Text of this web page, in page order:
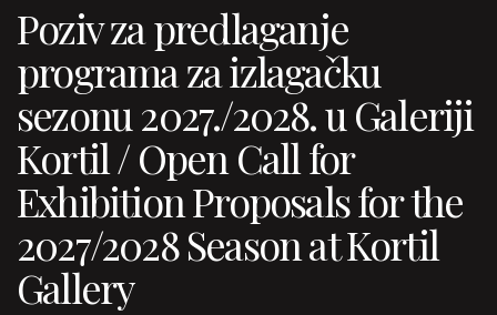
Poziv za predlaganje
programa za izlagačku
sezonu 2027./2028. u Galeriji
Kortil / Open Call for
Exhibition Proposals for the
2027/2028 Season at Kortil
Gallery